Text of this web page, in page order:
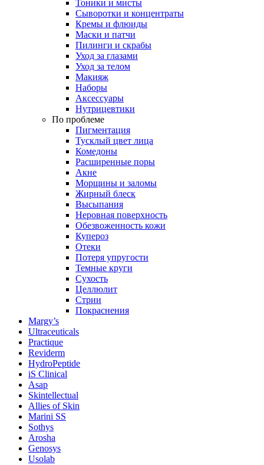
Тоники и мисты
Сыворотки и концентраты
Кремы и флюиды
Маски и патчи
Пилинги и скрабы
Уход за глазами
Уход за телом
Макияж
Наборы
Аксессуары
Нутрицевтики
По проблеме
Пигментация
Тусклый цвет лица
Комедоны
Расширенные поры
Акне
Морщины и заломы
Жирный блеск
Высыпания
Неровная поверхность
Обезвоженность кожи
Купероз
Отеки
Потеря упругости
Темные круги
Сухость
Целлюлит
Стрии
Покраснения
Margy’s
Ultraceuticals
Practique
Reviderm
HydroPeptide
iS Clinical
Asap
Skintellectual
Allies of Skin
Marini SS
Sothys
Arosha
Genosys
Usolab